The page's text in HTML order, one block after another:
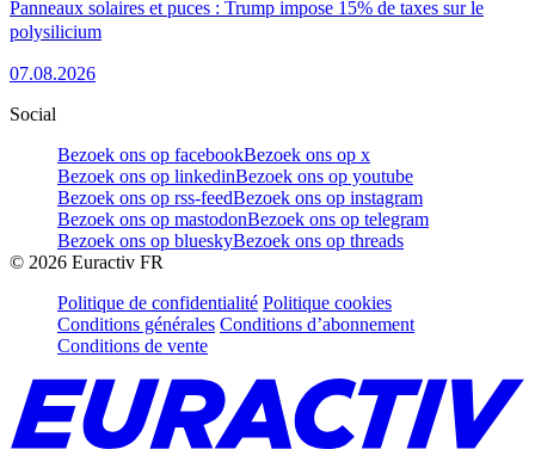
Panneaux solaires et puces : Trump impose 15% de taxes sur le
polysilicium
07.08.2026
Social
Bezoek ons op facebookBezoek ons op x
Bezoek ons op linkedinBezoek ons op youtube
Bezoek ons op rss-feedBezoek ons op instagram
Bezoek ons op mastodonBezoek ons op telegram
Bezoek ons op blueskyBezoek ons op threads
© 2026 Euractiv FR
Politique de confidentialité Politique cookies
Conditions générales Conditions d’abonnement
Conditions de vente